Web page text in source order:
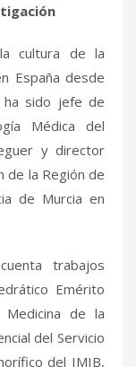
cultura de la
España desde
ha sido jefe de
Médica del
y director
de la Región de
de Murcia en
trabajos
Emérito
de la
del Servicio
del IMIB,